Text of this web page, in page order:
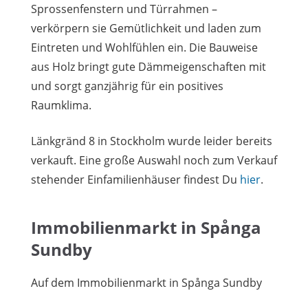
Sprossenfenstern und Türrahmen –
verkörpern sie Gemütlichkeit und laden zum
Eintreten und Wohlfühlen ein. Die Bauweise
aus Holz bringt gute Dämmeigenschaften mit
und sorgt ganzjährig für ein positives
Raumklima.
Länkgränd 8 in Stockholm wurde leider bereits
verkauft. Eine große Auswahl noch zum Verkauf
stehender Einfamilienhäuser findest Du hier.
Immobilienmarkt in Spånga
Sundby
Auf dem Immobilienmarkt in Spånga Sundby